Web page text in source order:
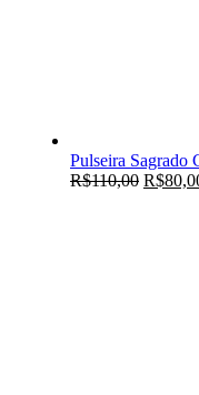
Pulseira Sagrado
R$110,00 R$